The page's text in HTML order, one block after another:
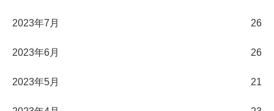
2023年7月 26
2023年6月 26
2023年5月 21